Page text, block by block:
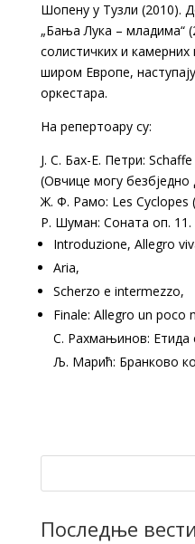
Шопену у Тузли (2010).
„Бања Лука – младима“
солистичких и
широм Европе,
оркестара.
На репертоару су:
Ј. С. Бах-Е. Петри:
(Овчице могу безбједно
Ж. Ф. Рамо: Les Cyclopes
Р. Шуман: Соната оп.
Introduzione, Allegro
Aria,
Scherzo e intermezzo,
Finale: Allegro un poco
С. Рахмањинов: Етида
Љ. Марић: Бранково
Последње вести